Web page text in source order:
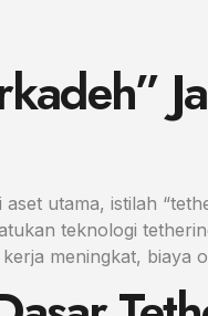
utama, istilah
teknologi
meningkat, biaya